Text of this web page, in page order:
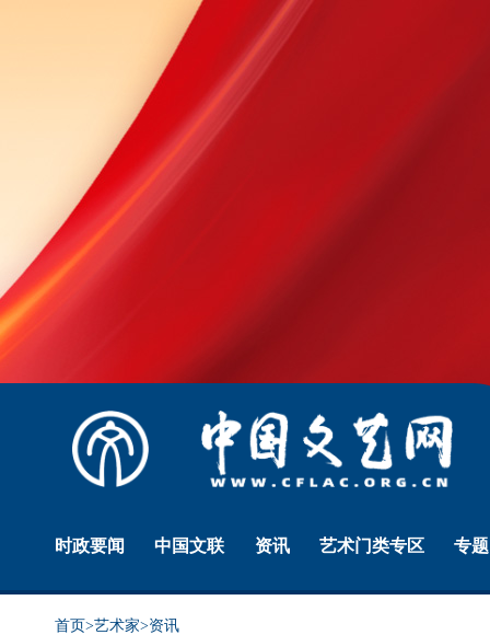
时政要闻 中国文联 资讯 艺术门类专区 专题
首页>艺术家>资讯